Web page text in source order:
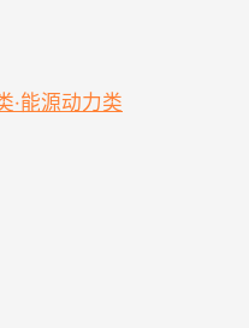
·能源动力类